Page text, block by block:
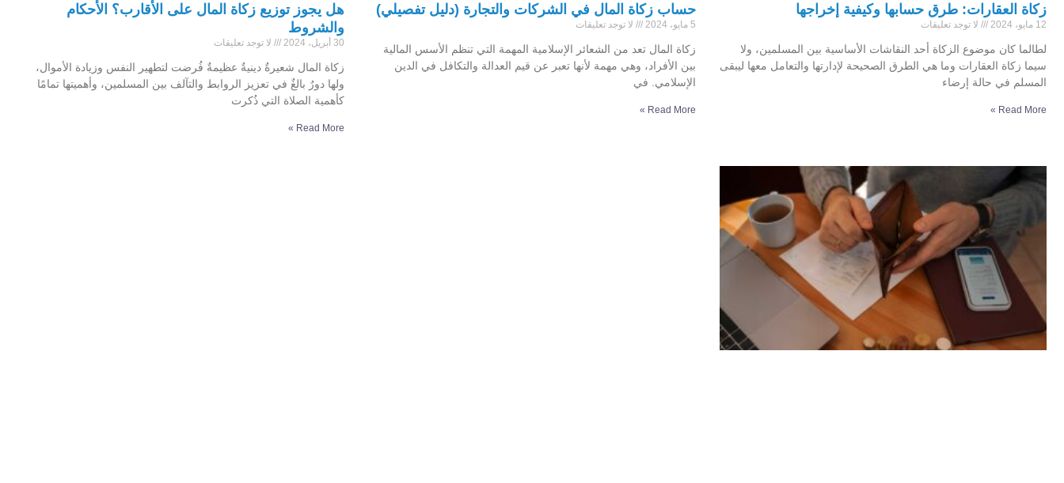
زكاة العقارات: طرق حسابها وكيفية إخراجها
12 مايو، 2024 لا توجد تعليقات
لطالما كان موضوع الزكاة أحد النقاشات الأساسية بين المسلمين، ولا
سيما زكاة العقارات وما هي الطرق الصحيحة لإدارتها والتعامل معها ليبقى
المسلم في حالة إرضاء
Read More »
حساب زكاة المال في الشركات والتجارة (دليل تفصيلي)
5 مايو، 2024 لا توجد تعليقات
زكاة المال تعد من الشعائر الإسلامية المهمة التي تنظم الأسس المالية
بين الأفراد، وهي مهمة لأنها تعبر عن قيم العدالة والتكافل في الدين
الإسلامي. في
Read More »
هل يجوز توزيع زكاة المال على الأقارب؟ الأحكام
والشروط
30 أبريل، 2024 لا توجد تعليقات
زكاة المال شعيرةٌ دينيةٌ عظيمةٌ فُرضت لتطهير النفس وزيادة الأموال،
ولها دورٌ بالغٌ في تعزيز الروابط والتآلف بين المسلمين، وأهميتها تمامًا
كأهمية الصلاة التي ذُكرت
Read More »